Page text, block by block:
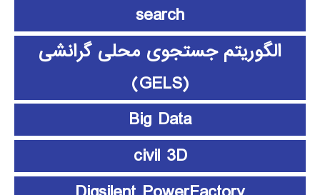
search
الگوریتم جستجوی محلی گرانشی
(GELS)
Big Data
civil 3D